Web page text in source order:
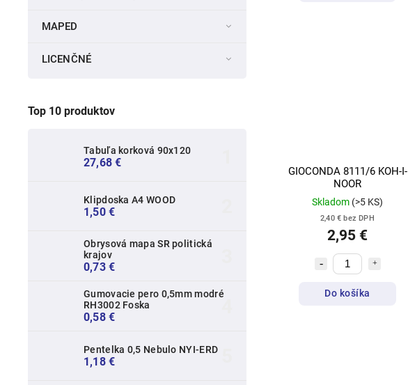
MAPED
LICENČNÉ
Top 10 produktov
Tabuľa korková 90x120
27,68 €
Klipdoska A4 WOOD
1,50 €
Obrysová mapa SR politická
krajov
0,73 €
Gumovacie pero 0,5mm modré
RH3002 Foska
0,58 €
Pentelka 0,5 Nebulo NYI-ERD
1,18 €
GIOCONDA 8111/6 KOH-I-
NOOR
Skladom (>5 KS)
2,40 € bez DPH
2,95 €
Do košíka